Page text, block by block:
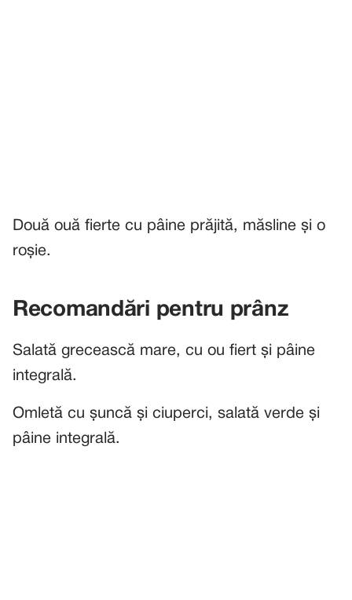
Două ouă fierte cu pâine prăjită, măsline și o
roșie.
Recomandări pentru prânz
Salată grecească mare, cu ou fiert și pâine
integrală.
Omletă cu șuncă și ciuperci, salată verde și
pâine integrală.